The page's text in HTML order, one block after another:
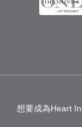
想要成為Heart